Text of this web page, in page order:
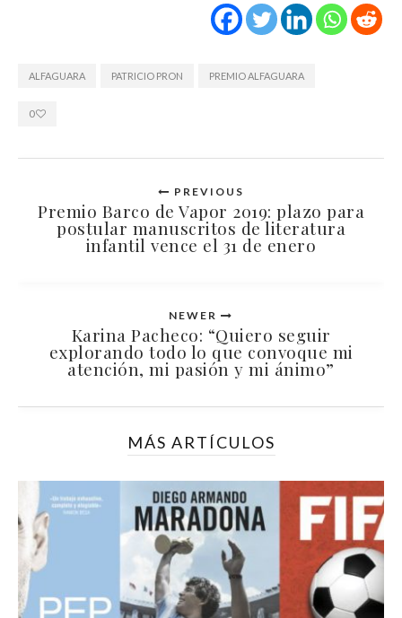
ALFAGUARA PATRICIO PRON PREMIO ALFAGUARA
0
PREVIOUS
Premio Barco de Vapor 2019: plazo para
postular manuscritos de literatura
infantil vence el 31 de enero
NEWER
Karina Pacheco: “Quiero seguir
explorando todo lo que convoque mi
atención, mi pasión y mi ánimo”
MÁS ARTÍCULOS